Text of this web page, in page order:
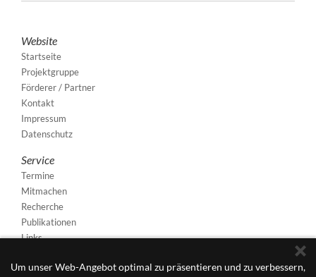
Um unser Web-Angebot optimal zu präsentieren und zu verbessern,
Website
Startseite
Projektgruppe
Förderer / Partner
Kontakt
Impressum
Datenschutz
Service
Termine
Mitmachen
Recherche
Publikationen
Links